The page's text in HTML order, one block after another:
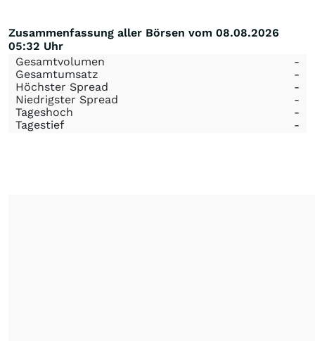
Zusammenfassung aller Börsen vom 08.08.2026
05:32 Uhr
Gesamtvolumen
-
Gesamtumsatz
-
Höchster Spread
-
Niedrigster Spread
-
Tageshoch
-
Tagestief
-